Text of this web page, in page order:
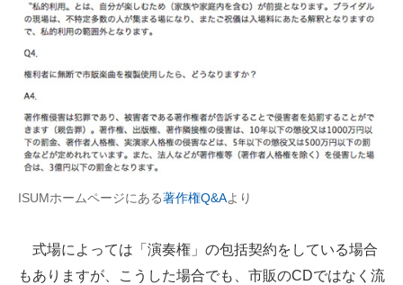
ちょっと気になるネットの話題
ISUMホームページにある著作権Q&Aより
式場によっては「演奏権」の包括契約をしている場合
もありますが、こうした場合でも、市販のCDではなく流